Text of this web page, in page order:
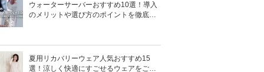
ウォーターサーバーおすすめ10選！導入
のメリットや選び方のポイントを徹底解
夏用リカバリーウェア人気おすすめ15
選！涼しく快適にすごせるウェアをご紹